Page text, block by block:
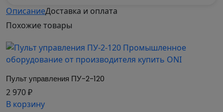
ОписаниеДоставка и оплата
Пульт управления (ПУ) – предназначен для
переменного тока напряжением до 220 В
частоты 50 и 60 Гц и постоянного тока
сигналов управления. Применяется для
дистанционного управления различными
механизмами и электрическими машинами.
Похожие товары
Пульт управления ПУ-2-120
2 970 ₽
В корзину